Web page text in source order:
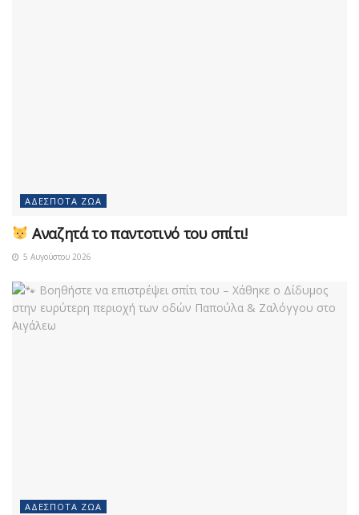
ΑΔΈΣΠΟΤΑ ΖΏΑ
Αναζητά το παντοτινό του σπίτι!
5 Αυγούστου 2026
ΑΔΈΣΠΟΤΑ ΖΏΑ